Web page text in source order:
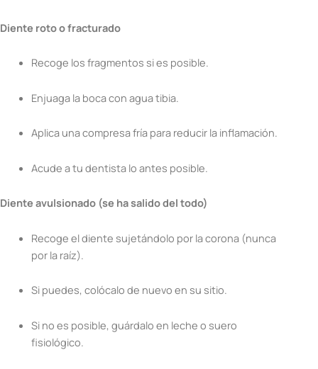
Diente roto o fracturado
Recoge los fragmentos si es posible.
Enjuaga la boca con agua tibia.
Aplica una compresa fría para reducir la inflamación.
Acude a tu dentista lo antes posible.
Diente avulsionado (se ha salido del todo)
Recoge el diente sujetándolo por la corona (nunca
por la raíz).
Si puedes, colócalo de nuevo en su sitio.
Si no es posible, guárdalo en leche o suero
fisiológico.